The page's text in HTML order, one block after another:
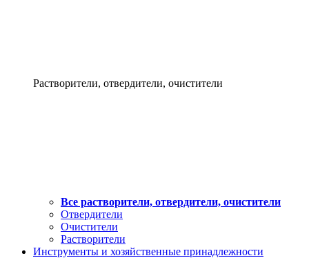
Растворители, отвердители, очистители
Все растворители, отвердители, очистители
Отвердители
Очистители
Растворители
Инструменты и хозяйственные принадлежности